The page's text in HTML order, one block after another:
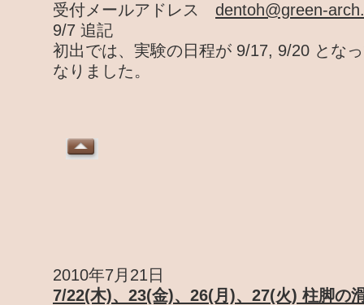
受付メールアドレス dentoh@green-
9/7 追記
初出では、実験の日程が 9/17, 9/20 とな
なりました。
2010年7月21日
7/22(木)、23(金)、26(月)、27(火) 柱脚の